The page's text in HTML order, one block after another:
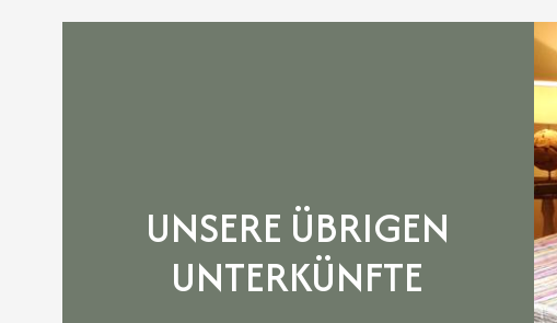
UNSERE ÜBRIGEN
UNTERKÜNFTE